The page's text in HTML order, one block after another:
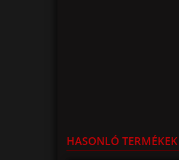
HASONLÓ TERMÉKEK